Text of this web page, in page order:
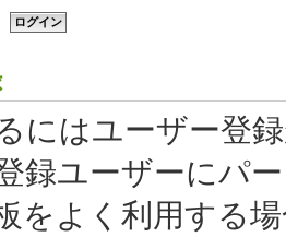
にはユーザー登
録ユーザーにパ
をよく利用する